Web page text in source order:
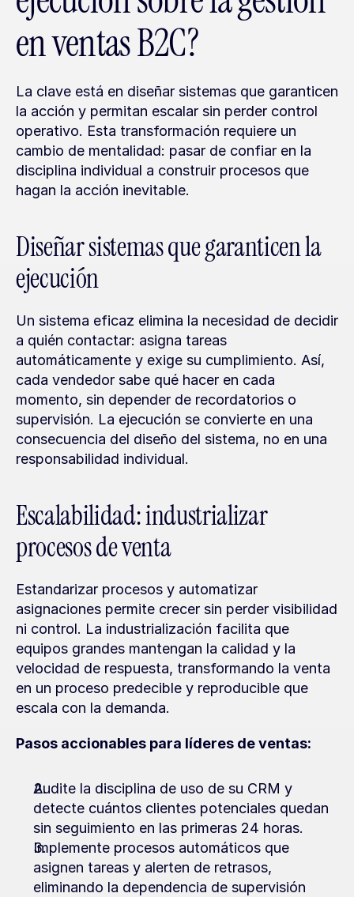
en ventas B2C?
La clave está en diseñar sistemas que garanticen
la acción y permitan escalar sin perder control
operativo. Esta transformación requiere un
cambio de mentalidad: pasar de confiar en la
disciplina individual a construir procesos que
hagan la acción inevitable.
Diseñar sistemas que garanticen la
ejecución
Un sistema eficaz elimina la necesidad de decidir
a quién contactar: asigna tareas
automáticamente y exige su cumplimiento. Así,
cada vendedor sabe qué hacer en cada
momento, sin depender de recordatorios o
supervisión. La ejecución se convierte en una
consecuencia del diseño del sistema, no en una
responsabilidad individual.
Escalabilidad: industrializar
procesos de venta
Estandarizar procesos y automatizar
asignaciones permite crecer sin perder visibilidad
ni control. La industrialización facilita que
equipos grandes mantengan la calidad y la
velocidad de respuesta, transformando la venta
en un proceso predecible y reproducible que
escala con la demanda.
Pasos accionables para líderes de ventas:
Audite la disciplina de uso de su CRM y
detecte cuántos clientes potenciales quedan
sin seguimiento en las primeras 24 horas.
Implemente procesos automáticos que
asignen tareas y alerten de retrasos,
eliminando la dependencia de supervisión